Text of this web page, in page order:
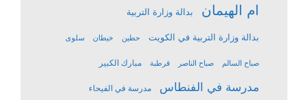
ام الهيمان بدالة وزارة التربية
بدالة وزارة التربية في الكويت حطين خيطان سلوى
صباح السالم صباح الناصر قرطبة مبارك الكبير
مدرسة في الفنطاس مدرسة في الفيحاء